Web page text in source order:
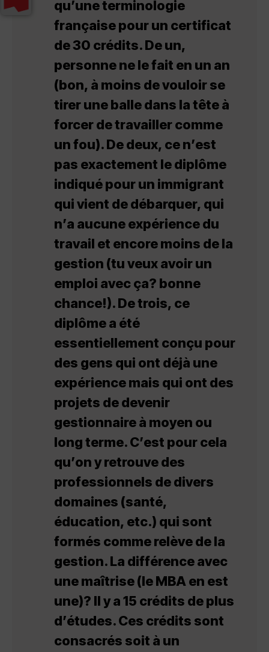
qu’une terminologie
française pour un certificat
de 30 crédits. De un,
personne ne le fait en un an
(bon, à moins de vouloir se
tirer une balle dans la tête à
forcer de travailler comme
un fou). De deux, ce n’est
pas exactement le diplôme
indiqué pour un immigrant
qui vient de débarquer, qui
n’a aucune expérience du
travail et encore moins de la
gestion (tu veux avoir un
emploi avec ça? bonne
chance!). De trois, ce
diplôme a été
essentiellement conçu pour
des gens qui ont déjà une
expérience mais qui ont des
projets de devenir
gestionnaire à moyen ou
long terme. C’est pour cela
qu’on y retrouve des
professionnels de divers
domaines (santé,
éducation, etc.) qui sont
formés comme relève de la
gestion. La différence avec
une maîtrise (le MBA en est
une)? Il y a 15 crédits de plus
d’études. Ces crédits sont
consacrés soit à un